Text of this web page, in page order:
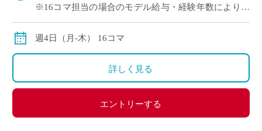
※16コマ担当の場合のモデル給与・経験年数により変
週4日（月-木） 16コマ
詳しく見る
エントリーする